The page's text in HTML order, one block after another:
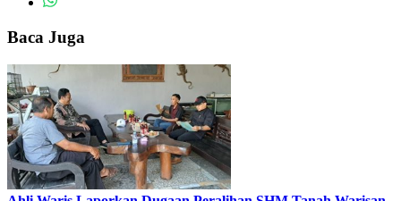
Baca Juga